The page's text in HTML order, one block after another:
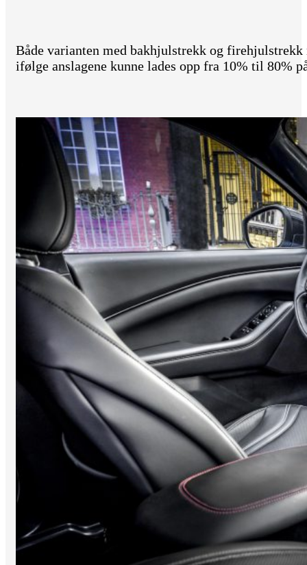
Både varianten med bakhjulstrekk og
ifølge anslagene kunne lades opp fra 10% til 80%